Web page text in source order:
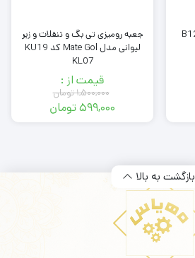
جعبه رومیزی تی بگ و تنقلات و زیر
لیوانی مدل Mate Gol کد KU19
KL07
قیمت از :
۱,۵۰۰,۰۰۰تومان
۵۹۹,۰۰۰تومان
بازگشت به بالا